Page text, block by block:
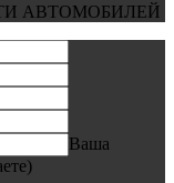
АВТОМОБИЛЕЙ
Ваша